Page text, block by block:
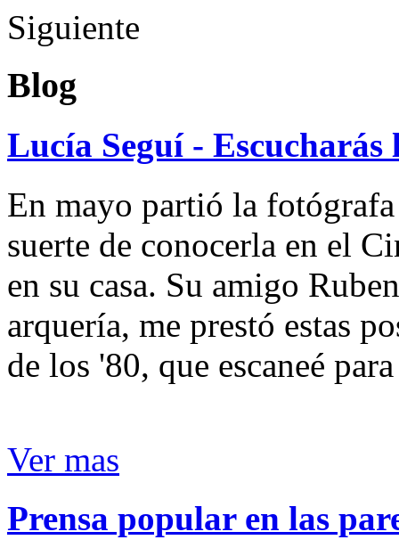
Siguiente
Blog
Lucía Seguí - Escucharás
En mayo partió la
suerte de conocerla en el
en su casa. Su amigo
arquería, me prestó estas
de los '80, que escaneé
Ver mas
Prensa popular en las